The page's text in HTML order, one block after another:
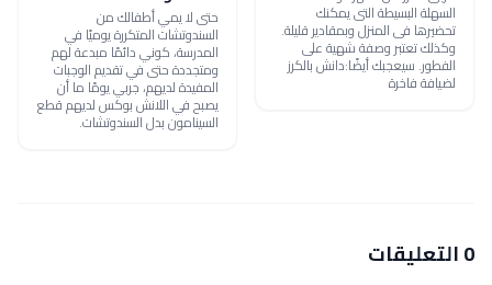
السهلة البسيطة التى يمكنك
تحضيرها فى المنزل وبمقادير قليلة.
وكذلك تعتبر وصفة شهية على
الفطور. سيعجبك أيضًا:دانش بالكرز
لضيافة فاخرة
حتى لا يمي أطفالك من
السندوتشات المتكررة يوميًا في
المدرسة، كوني دائمًا مبدعة لهم
ومتجددة حتى في تقديم الوجبات
المفيدة لديهم، جربي يومًا ما أن
يصبح في اللانش بوكس لديهم قطع
السينامون بدل السندوتشات.
0 التعليقات